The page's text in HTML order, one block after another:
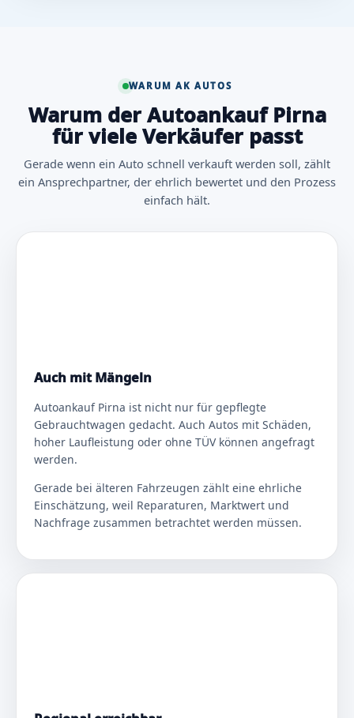
WARUM AK AUTOS
Warum der Autoankauf Pirna
für viele Verkäufer passt
Gerade wenn ein Auto schnell verkauft werden soll, zählt
ein Ansprechpartner, der ehrlich bewertet und den Prozess
einfach hält.
Auch mit Mängeln
Autoankauf Pirna ist nicht nur für gepflegte
Gebrauchtwagen gedacht. Auch Autos mit Schäden,
hoher Laufleistung oder ohne TÜV können angefragt
werden.
Gerade bei älteren Fahrzeugen zählt eine ehrliche
Einschätzung, weil Reparaturen, Marktwert und
Nachfrage zusammen betrachtet werden müssen.